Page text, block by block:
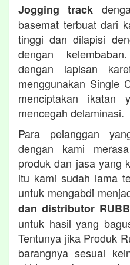
Jogging track
basemat terbuat dari
tinggi dan dilapisi
dengan
dengan lapisan
menggunakan Single
menciptakan ikatan
mencegah delaminasi.
Para pelanggan
dengan kami
produk dan jasa yang
itu kami sudah lama
untuk mengabdi
dan distributor
untuk hasil yang
Tentunya jika Produk
barangnya sesuai